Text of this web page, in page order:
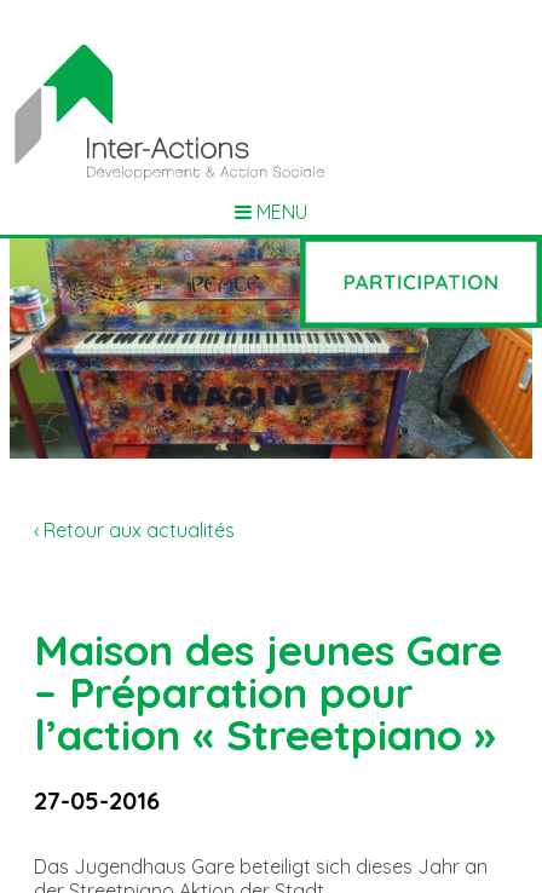
MENU
‹ Retour aux actualités
Maison des jeunes Gare
– Préparation pour
l’action « Streetpiano »
27-05-2016
Das Jugendhaus Gare beteiligt sich dieses Jahr an